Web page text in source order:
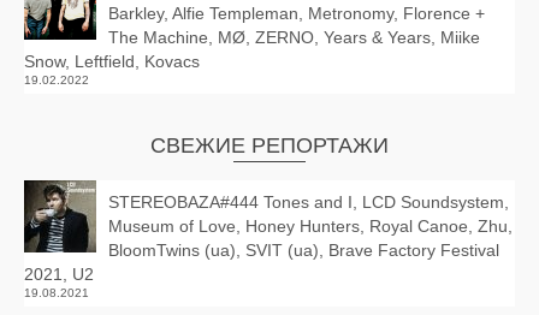
Barkley, Alfie Templeman, Metronomy, Florence +
The Machine, MØ, ZERNO, Years & Years, Miike
Snow, Leftfield, Kovacs
19.02.2022
СВЕЖИЕ РЕПОРТАЖИ
STEREOBAZA#444 Tones and I, LCD Soundsystem,
Museum of Love, Honey Hunters, Royal Canoe, Zhu,
BloomTwins (ua), SVIT (ua), Brave Factory Festival
2021, U2
19.08.2021